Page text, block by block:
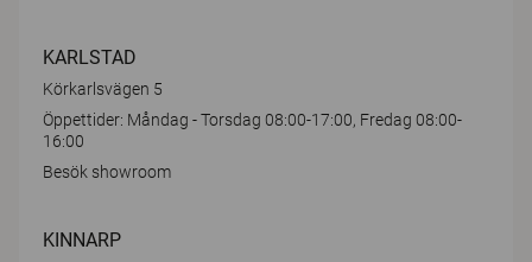
KARLSTAD
Körkarlsvägen 5
Öppettider: Måndag - Torsdag 08:00-17:00, Fredag 08:00-
16:00
Besök showroom
KINNARP